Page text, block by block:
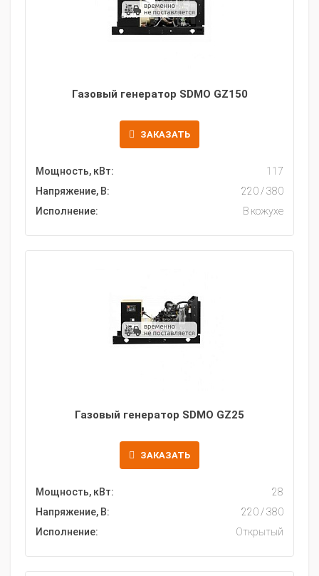
Газовый генератор SDMO GZ150
ЗАКАЗАТЬ
Мощность, кВт:
117
Напряжение, В:
220 / 380
Исполнение:
В кожухе
Газовый генератор SDMO GZ25
ЗАКАЗАТЬ
Мощность, кВт:
28
Напряжение, В:
220 / 380
Исполнение:
Открытый